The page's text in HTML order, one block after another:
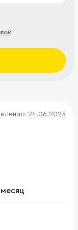
24.06.2025